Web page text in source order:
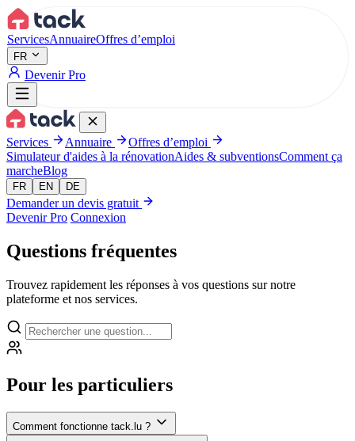
Aller au contenu principal
ServicesAnnuaireOffres d’emploi
FR
Devenir Pro
Services Annuaire
Offres d’emploi
Simulateur d'aides à la rénovationAides & subventionsComment ça
marcheBlog
FR EN DE
Demander un devis gratuit
Devenir Pro Connexion
Questions fréquentes
Trouvez rapidement les réponses à vos questions sur notre
plateforme et nos services.
Pour les particuliers
Comment fonctionne tack.lu ?